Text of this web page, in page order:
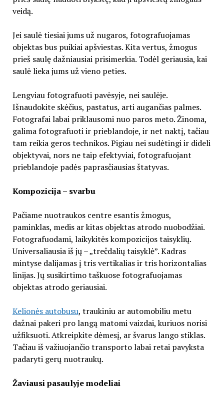
veidą.
Jei saulė tiesiai jums už nugaros, fotografuojamas
objektas bus puikiai apšviestas. Kita vertus, žmogus
prieš saulę dažniausiai prisimerkia. Todėl geriausia, kai
saulė lieka jums už vieno peties.
Lengviau fotografuoti pavėsyje, nei saulėje.
Išnaudokite skėčius, pastatus, arti augančias palmes.
Fotografai labai priklausomi nuo paros meto. Žinoma,
galima fotografuoti ir prieblandoje, ir net naktį, tačiau
tam reikia geros technikos. Pigiau nei sudėtingi ir dideli
objektyvai, nors ne taip efektyviai, fotografuojant
prieblandoje padės paprasčiausias štatyvas.
Kompozicija – svarbu
Pačiame nuotraukos centre esantis žmogus,
paminklas, medis ar kitas objektas atrodo nuobodžiai.
Fotografuodami, laikykitės kompozicijos taisyklių.
Universaliausia iš jų – „trečdalių taisyklė”. Kadras
mintyse dalijamas į tris vertikalias ir tris horizontalias
linijas. Jų susikirtimo taškuose fotografuojamas
objektas atrodo geriausiai.
Kelionės autobusu, traukiniu ar automobiliu metu
dažnai pakeri pro langą matomi vaizdai, kuriuos norisi
užfiksuoti. Atkreipkite dėmesį, ar švarus lango stiklas.
Tačiau iš važiuojančio transporto labai retai pavyksta
padaryti gerų nuotraukų.
Žaviausi pasaulyje modeliai